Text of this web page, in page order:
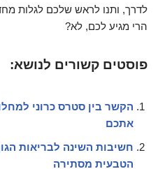
לדרך, ותנו לראש שלכם לגלות
הרי מגיע לכם, לא?
פוסטים קשורים לנושא:
הקשר בין סטרס כרוני
אתכם
חשיבות השינה לבריאות
הטבעית מסתירה